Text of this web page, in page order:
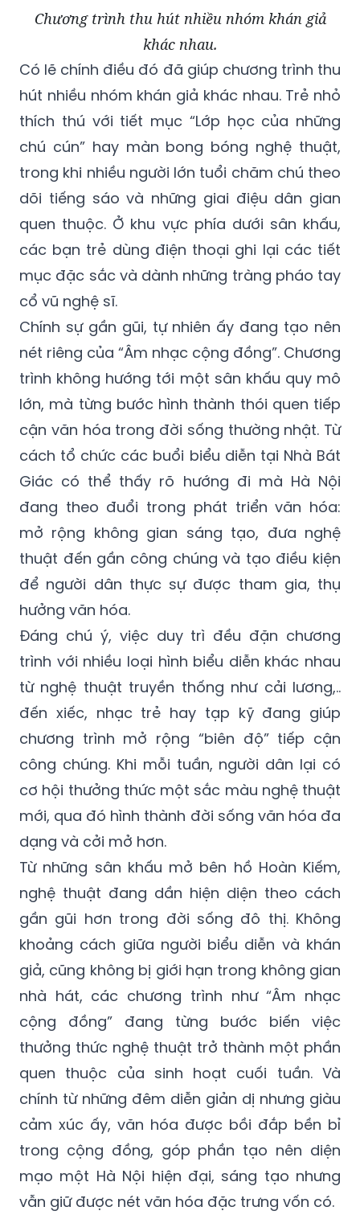
Chương trình thu hút nhiều nhóm khán giả
khác nhau.
Có lẽ chính điều đó đã giúp chương trình thu
hút nhiều nhóm khán giả khác nhau. Trẻ nhỏ
thích thú với tiết mục “Lớp học của những
chú cún” hay màn bong bóng nghệ thuật,
trong khi nhiều người lớn tuổi chăm chú theo
dõi tiếng sáo và những giai điệu dân gian
quen thuộc. Ở khu vực phía dưới sân khấu,
các bạn trẻ dùng điện thoại ghi lại các tiết
mục đặc sắc và dành những tràng pháo tay
cổ vũ nghệ sĩ.
Chính sự gần gũi, tự nhiên ấy đang tạo nên
nét riêng của “Âm nhạc cộng đồng”. Chương
trình không hướng tới một sân khấu quy mô
lớn, mà từng bước hình thành thói quen tiếp
cận văn hóa trong đời sống thường nhật. Từ
cách tổ chức các buổi biểu diễn tại Nhà Bát
Giác có thể thấy rõ hướng đi mà Hà Nội
đang theo đuổi trong phát triển văn hóa:
mở rộng không gian sáng tạo, đưa nghệ
thuật đến gần công chúng và tạo điều kiện
để người dân thực sự được tham gia, thụ
hưởng văn hóa.
Đáng chú ý, việc duy trì đều đặn chương
trình với nhiều loại hình biểu diễn khác nhau
từ nghệ thuật truyền thống như cải lương,..
đến xiếc, nhạc trẻ hay tạp kỹ đang giúp
chương trình mở rộng “biên độ” tiếp cận
công chúng. Khi mỗi tuần, người dân lại có
cơ hội thưởng thức một sắc màu nghệ thuật
mới, qua đó hình thành đời sống văn hóa đa
dạng và cởi mở hơn.
Từ những sân khấu mở bên hồ Hoàn Kiếm,
nghệ thuật đang dần hiện diện theo cách
gần gũi hơn trong đời sống đô thị. Không
khoảng cách giữa người biểu diễn và khán
giả, cũng không bị giới hạn trong không gian
nhà hát, các chương trình như “Âm nhạc
cộng đồng” đang từng bước biến việc
thưởng thức nghệ thuật trở thành một phần
quen thuộc của sinh hoạt cuối tuần. Và
chính từ những đêm diễn giản dị nhưng giàu
cảm xúc ấy, văn hóa được bồi đắp bền bỉ
trong cộng đồng, góp phần tạo nên diện
mạo một Hà Nội hiện đại, sáng tạo nhưng
vẫn giữ được nét văn hóa đặc trưng vốn có.